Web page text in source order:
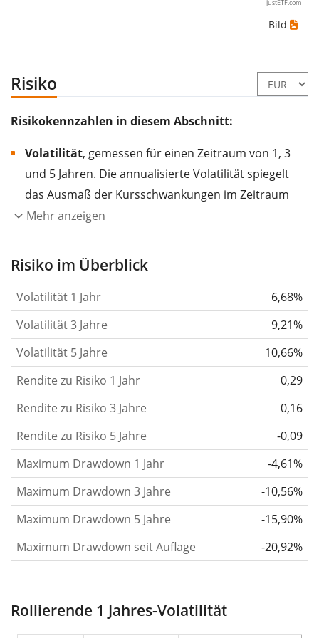
justETF.com
Bild
Risiko
Risikokennzahlen in diesem Abschnitt:
Volatilität, gemessen für einen Zeitraum von 1, 3
und 5 Jahren. Die annualisierte Volatilität spiegelt
das Ausmaß der Kursschwankungen im Zeitraum
eines Jahres wider.
Aktie, des ETF, usw.) in der Vergangenheit
gelten im Allgemeinen als risikoreicher. Wir
berechnen die Volatilität auf Basis der Daten der
letzten 1, 3 und 5 Jahre, damit du sehen kannst, ob
die Kursschwankungen im Laufe der Zeit stärker
oder schwächer wurden. Weitere Informationen
findest du in unserem Artikel:
Risikomaß.
Rendite pro Risikofür Zeiträume von 1, 3 und 5
Jahren. Diese Kennzahl ist definiert als die
annualisierte (d. h. auf einen Einjahreszeitraum
umgerechnete) historische Rendite geteilt durch die
historische annualisierte Volatilität.Rendite pro
Risiko setzt die historische Rendite eines
das Ausmaß der Kursschwankungen, die man in
Kauf nehmen musste, um von der Rendite des
Mehr anzeigen
Risiko im Überblick
Volatilität 1 Jahr
6,68%
Volatilität 3 Jahre
9,21%
Volatilität 5 Jahre
10,66%
Rendite zu Risiko 1 Jahr
0,29
Rendite zu Risiko 3 Jahre
0,16
Rendite zu Risiko 5 Jahre
-0,09
Maximum Drawdown 1 Jahr
-4,61%
Maximum Drawdown 3 Jahre
-10,56%
Maximum Drawdown 5 Jahre
-15,90%
Maximum Drawdown seit Auflage
-20,92%
Rollierende 1 Jahres-Volatilität